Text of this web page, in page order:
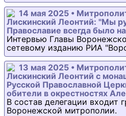
14 мая 2025 •
Лискинский Леонтий: "Мы
Православие всегда было
Интервью Главы
сетевому изданию РИА
13 мая 2025 •
Лискинский Леонтий с
Русской Православной
обители в окрестностях
В состав делегации входит
Воронежской митрополии.